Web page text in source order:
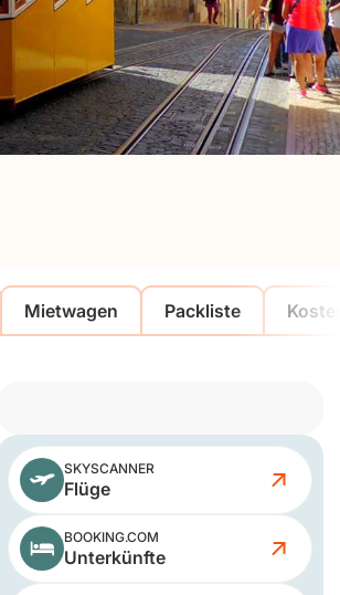
Mietwagen Packliste
SKYSCANNER
Flüge
BOOKING.COM
Unterkünfte